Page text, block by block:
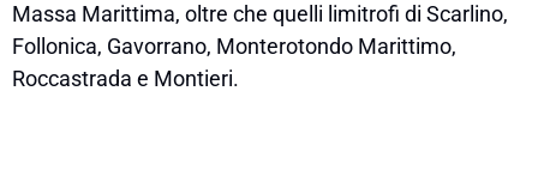
Massa Marittima, oltre che quelli limitrofi di Scarlino,
Follonica, Gavorrano, Monterotondo Marittimo,
Roccastrada e Montieri.